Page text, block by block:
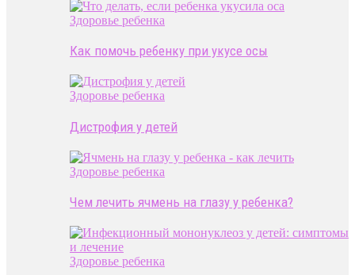
Здоровье ребенка
Как помочь ребенку при укусе осы
Здоровье ребенка
Дистрофия у детей
Здоровье ребенка
Чем лечить ячмень на глазу у ребенка?
Здоровье ребенка